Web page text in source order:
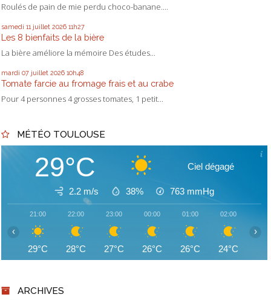
Roulés de pain de mie perdu choco-banane....
samedi 11 juillet 2026 11h27
Les 8 bienfaits de la bière
La bière améliore la mémoire Des études...
mardi 07 juillet 2026 10h48
Tomate farcie au fromage frais et au crabe
Pour 4 personnes 4 grosses tomates, 1 petit...
MÉTÉO TOULOUSE
29°C Ciel dégagé
2.2 m/s 38% 763 mmHg
21:00
29°C
22:00
28°C
23:00
27°C
00:00
26°C
01:00
26°C
02:00
24°C
‹ ›
ARCHIVES